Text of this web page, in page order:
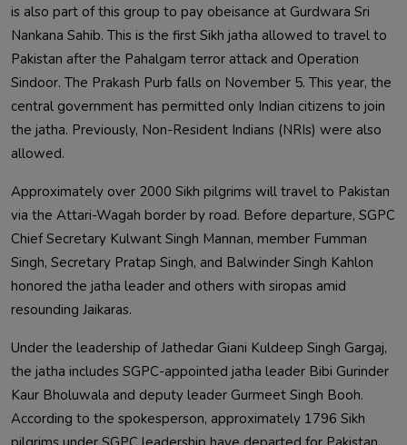
is also part of this group to pay obeisance at Gurdwara Sri
Nankana Sahib. This is the first Sikh jatha allowed to travel to
Pakistan after the Pahalgam terror attack and Operation
Sindoor. The Prakash Purb falls on November 5. This year, the
central government has permitted only Indian citizens to join
the jatha. Previously, Non-Resident Indians (NRIs) were also
Approximately over 2000 Sikh pilgrims will travel to Pakistan
via the Attari-Wagah border by road. Before departure, SGPC
Chief Secretary Kulwant Singh Mannan, member Fumman
Singh, Secretary Pratap Singh, and Balwinder Singh Kahlon
honored the jatha leader and others with siropas amid
Under the leadership of Jathedar Giani Kuldeep Singh Gargaj,
the jatha includes SGPC-appointed jatha leader Bibi Gurinder
Kaur Bholuwala and deputy leader Gurmeet Singh Booh.
According to the spokesperson, approximately 1796 Sikh